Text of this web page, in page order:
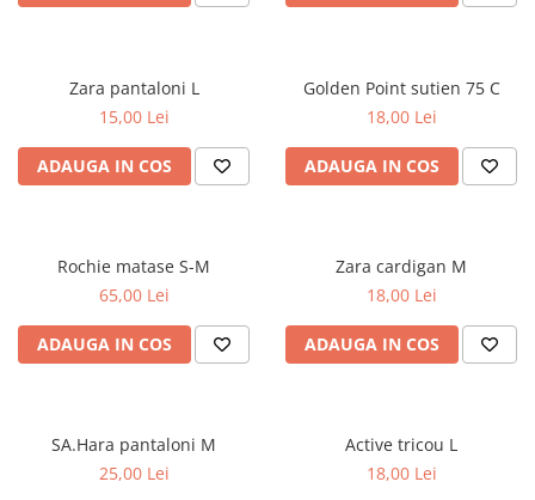
Zara pantaloni L
15,00 Lei
ADAUGA IN COS
Golden Point sutien 75 C
18,00 Lei
ADAUGA IN COS
Rochie matase S-M
65,00 Lei
ADAUGA IN COS
Zara cardigan M
18,00 Lei
ADAUGA IN COS
SA.Hara pantaloni M
25,00 Lei
Active tricou L
18,00 Lei